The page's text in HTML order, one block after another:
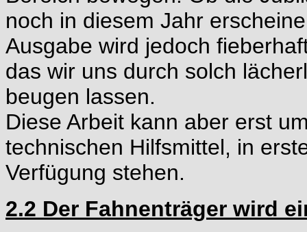
noch in diesem Jahr
Ausgabe wird jedoch
das wir uns durch solch
beugen lassen.
Diese Arbeit kann aber erst
technischen Hilfsmittel, in
Verfügung stehen.
2.2 Der Fahnenträger wird